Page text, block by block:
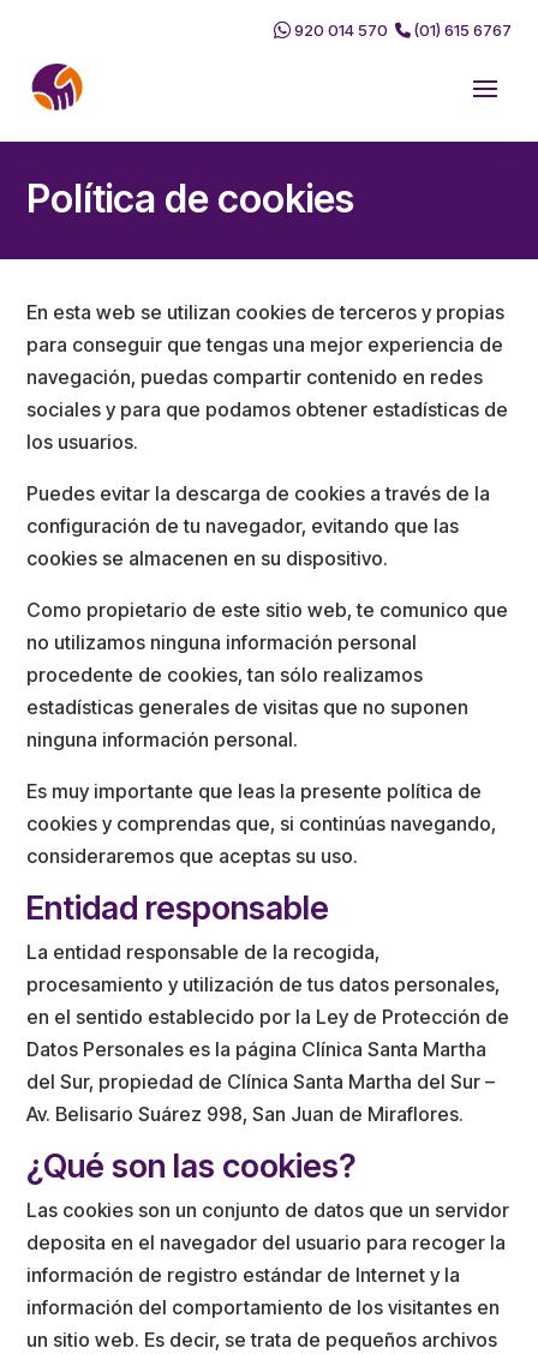
920 014 570 (01) 615 6767
Política de cookies
En esta web se utilizan cookies de terceros y propias
para conseguir que tengas una mejor experiencia de
navegación, puedas compartir contenido en redes
sociales y para que podamos obtener estadísticas de
los usuarios.
Puedes evitar la descarga de cookies a través de la
configuración de tu navegador, evitando que las
cookies se almacenen en su dispositivo.
Como propietario de este sitio web, te comunico que
no utilizamos ninguna información personal
procedente de cookies, tan sólo realizamos
estadísticas generales de visitas que no suponen
ninguna información personal.
Es muy importante que leas la presente política de
cookies y comprendas que, si continúas navegando,
consideraremos que aceptas su uso.
Entidad responsable
La entidad responsable de la recogida,
procesamiento y utilización de tus datos personales,
en el sentido establecido por la Ley de Protección de
Datos Personales es la página Clínica Santa Martha
del Sur, propiedad de Clínica Santa Martha del Sur –
Av. Belisario Suárez 998, San Juan de Miraflores.
¿Qué son las cookies?
Las cookies son un conjunto de datos que un servidor
deposita en el navegador del usuario para recoger la
información de registro estándar de Internet y la
información del comportamiento de los visitantes en
un sitio web. Es decir, se trata de pequeños archivos